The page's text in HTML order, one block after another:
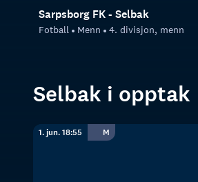
Sarpsborg FK - Selbak
Fotball Menn 4. divisjon, menn
Selbak i opptak
1. jun. 18:55 M